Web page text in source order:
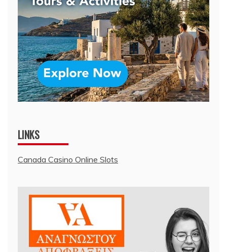
LINKS
Canada Casino Online Slots